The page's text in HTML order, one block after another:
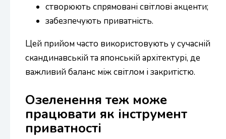
створюють спрямовані світлові акценти;
забезпечують приватність.
Цей прийом часто використовують у сучасній
скандинавській та японській архітектурі, де
важливий баланс між світлом і закритістю.
Озеленення теж може
працювати як інструмент
приватності